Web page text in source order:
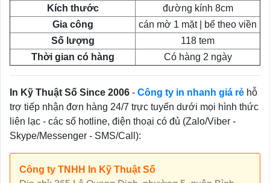
Kích thước
đường kính 8cm
Gia công
cán mờ 1 mặt | bế theo viền
Số lượng
118 tem
Thời gian có hàng
Có hàng 2 ngày
In Kỹ Thuật Số Since 2006 - Công ty in nhanh giá rẻ hỗ
trợ tiếp nhận đơn hàng 24/7 trực tuyến dưới mọi hình thức
liên lạc - các số hotline, điện thoại có đủ (Zalo/Viber -
Skype/Messenger - SMS/Call):
Công ty TNHH In Kỹ Thuật Số